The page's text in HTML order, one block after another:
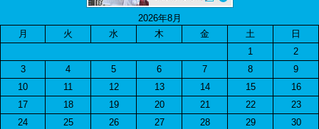
2026年8月
月
火 水 木 金 土
日
1
2
3
4 5 6 7 8
9
10
11 12 13 14 15
16
17
18 19 20 21 22
23
24
25 26 27 28 29
30